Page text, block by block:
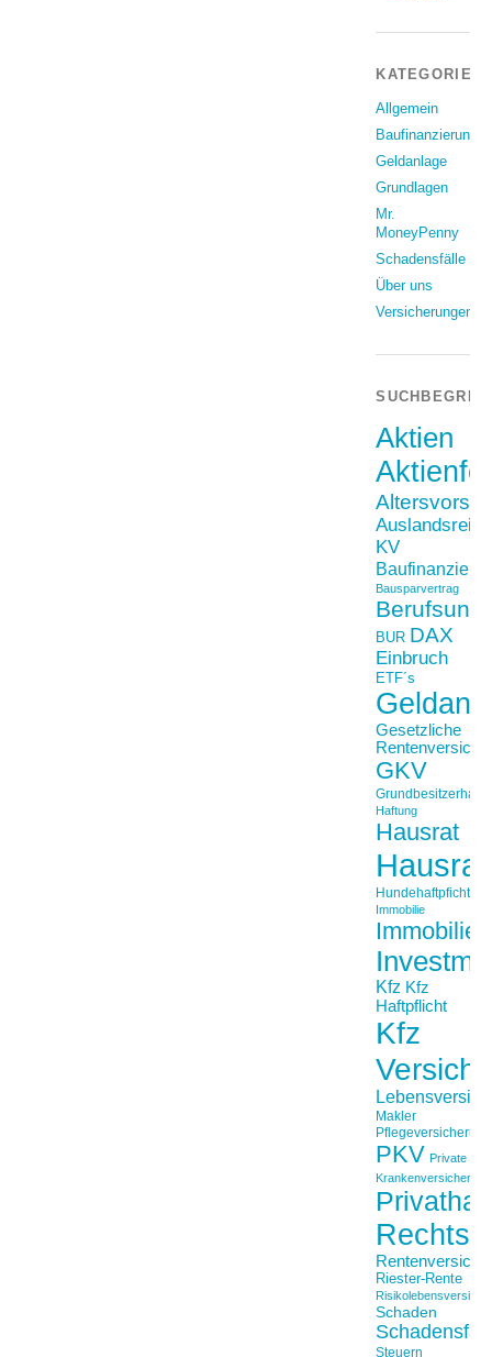
KATEGORIEN
Allgemein
Baufinanzierung
Geldanlage
Grundlagen
Mr.
MoneyPenny
Schadensfälle
Über uns
Versicherungen
Aktien
Auslandsreise
KV
Bausparvertrag
BUR DAX
Einbruch
ETF´s
Gesetzliche
GKV
Haftung
Hausrat
Hundehaftpficht
Immobilie
Kfz Kfz
Haftpflicht
Kfz
Makler
Pflegeversicherung
PKV Private
Krankenversicherung
Riester-Rente
Schaden
Steuern